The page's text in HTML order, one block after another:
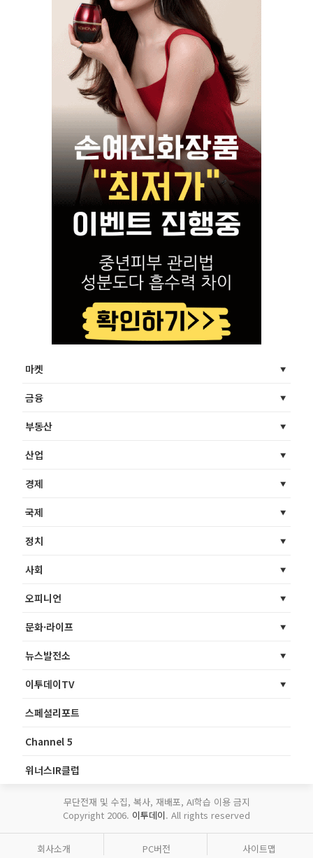
마켓
금융
부동산
산업
경제
국제
정치
사회
오피니언
문화·라이프
뉴스발전소
이투데이TV
스페셜리포트
Channel 5
위너스IR클럽
무단전재 및 수집, 복사, 재배포, AI학습 이용 금지
Copyright 2006. 이투데이. All rights reserved
회사소개 PC버전 사이트맵